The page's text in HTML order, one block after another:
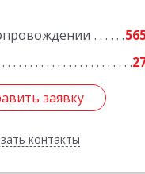
заявку
контакты
заявку
Назад